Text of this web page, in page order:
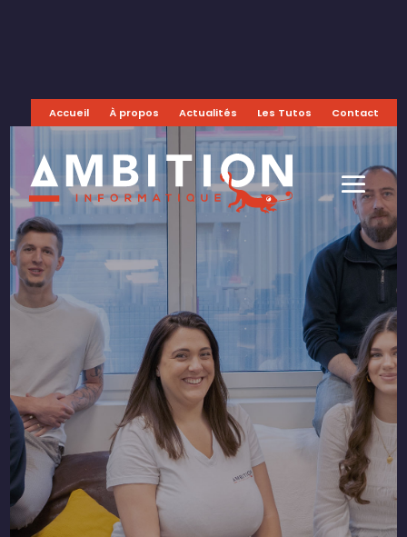
Accueil À propos Actualités Les Tutos Contact